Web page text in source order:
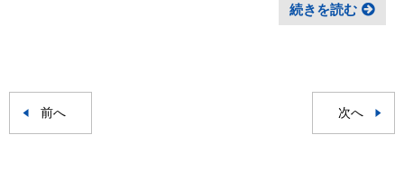
続きを読む
前へ 次へ